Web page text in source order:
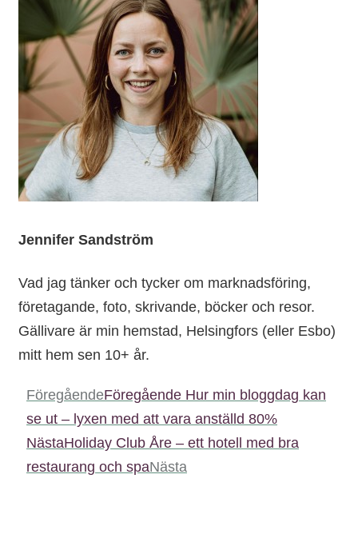
Jennifer Sandström
Vad jag tänker och tycker om marknadsföring,
företagande, foto, skrivande, böcker och resor.
Gällivare är min hemstad, Helsingfors (eller Esbo)
mitt hem sen 10+ år.
FöregåendeFöregående Hur min bloggdag kan
se ut – lyxen med att vara anställd 80%
NästaHoliday Club Åre – ett hotell med bra
restaurang och spaNästa